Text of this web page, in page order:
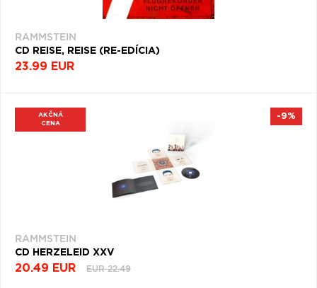
RAMMSTEIN
CD REISE, REISE (RE-EDÍCIA)
23.99 EUR
AKČNÁ
CENA
RAMMSTEIN
CD HERZELEID XXV
20.49 EUR EUR 22.49
-9%